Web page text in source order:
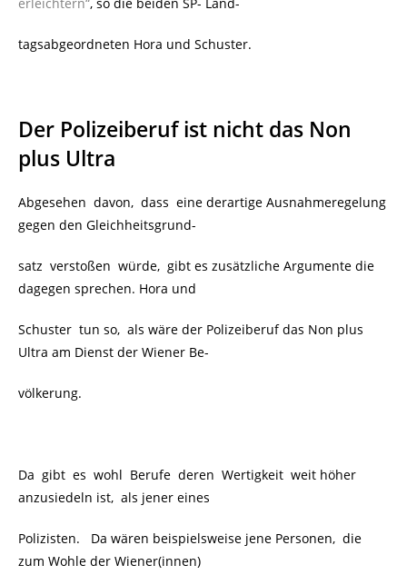
tagsabgeordneten Hora und Schuster.
Der Polizeiberuf ist nicht das Non
plus Ultra
Abgesehen davon, dass eine derartige Ausnahmeregelung
gegen den Gleichheitsgrund-
satz verstoßen würde, gibt es zusätzliche Argumente die
dagegen sprechen. Hora und
Schuster tun so, als wäre der Polizeiberuf das Non plus
Ultra am Dienst der Wiener Be-
völkerung.
Da gibt es wohl Berufe deren Wertigkeit weit höher
anzusiedeln ist, als jener eines
Polizisten. Da wären beispielsweise jene Personen, die
zum Wohle der Wiener(innen)